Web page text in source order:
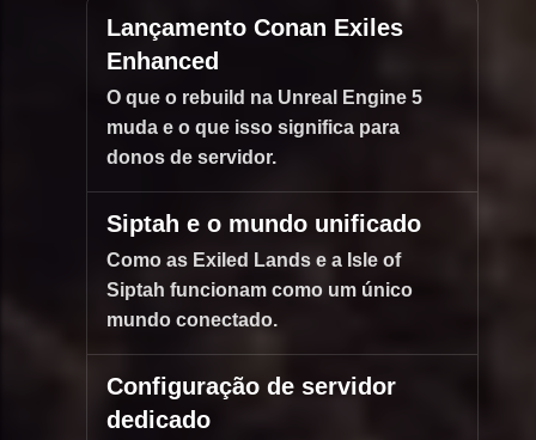
Lançamento Conan Exiles
Enhanced
O que o rebuild na Unreal Engine 5
muda e o que isso significa para
donos de servidor.
Siptah e o mundo unificado
Como as Exiled Lands e a Isle of
Siptah funcionam como um único
mundo conectado.
Configuração de servidor
dedicado